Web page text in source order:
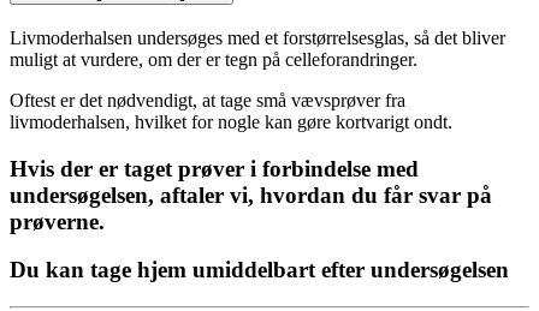
Livmoderhalsen undersøges med et forstørrelsesglas, så det bliver
muligt at vurdere, om der er tegn på celleforandringer.
Oftest er det nødvendigt, at tage små vævsprøver fra
livmoderhalsen, hvilket for nogle kan gøre kortvarigt ondt.
Hvis der er taget prøver i forbindelse med
undersøgelsen, aftaler vi, hvordan du får svar på
prøverne.
Du kan tage hjem umiddelbart efter undersøgelsen